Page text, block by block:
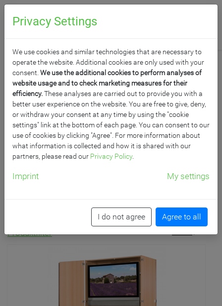
FERNSEHSCHRÄNKE
Unsere Fernsehschränke stehen auf einem stabilen
Stahlgestell mit montierten Rollen. Sie sind so mobil
einsetzbar, ohne dass Sie befürchten müssen, im
inneren etwas durch Bewegung zu beschädigen. Die
Produkt­filter
Privacy Settings
We use cookies and similar technologies that are necessary to
operate the website. Additional cookies are only used with your
consent. We use the additional cookies to perform analyses of
website usage and to check marketing measures for their
efficiency.These analyses are carried out to provide you with a
better user experience on the website. You are free to give, deny,
or withdraw your consent at any time by using the "cookie
settings" link at the bottom of each page. You can consent to our
use of cookies by clicking "Agree". For more information about
what information is collected and how it is shared with our
partners, please read our Privacy Policy.
Imprint My settings
I do not agree Agree to all